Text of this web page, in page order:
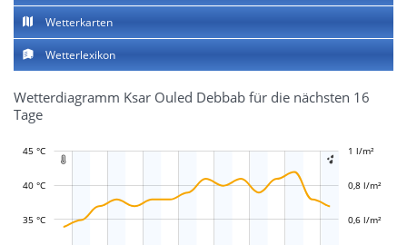
Wetterkarten
Wetterlexikon
Wetterdiagramm Ksar Ouled Debbab für die nächsten 16
Tage
 
35 °C
40 °C
45 °C -0,4 l/m²
-0,2 l/m²
0,6 l/m²
0,8 l/m²
1 l/m²
1,2 l/m²